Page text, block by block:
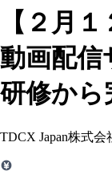
【２月
動画配信
研修から
TDCX Japan株式会